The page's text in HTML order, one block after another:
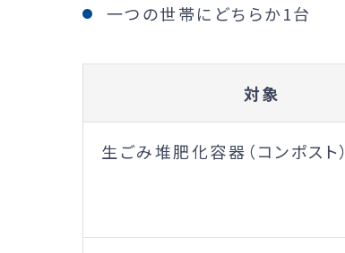
一つの世帯にどちらか1台
対象
生ごみ堆肥化容器（コンポスト）